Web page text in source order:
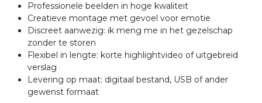
Professionele beelden in hoge kwaliteit
Creatieve montage met gevoel voor emotie
Discreet aanwezig: ik meng me in het gezelschap
zonder te storen
Flexibel in lengte: korte highlightvideo of uitgebreid
verslag
Levering op maat: digitaal bestand, USB of ander
gewenst formaat